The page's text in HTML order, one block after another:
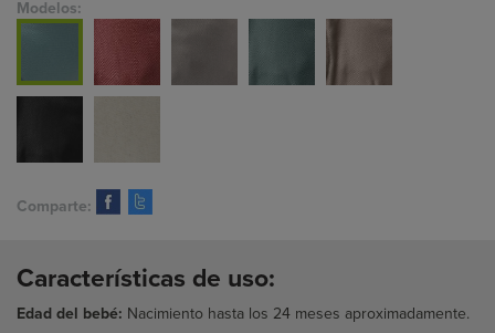
Modelos:
Comparte:
Características de uso:
Edad del bebé: Nacimiento hasta los 24 meses aproximadamente.